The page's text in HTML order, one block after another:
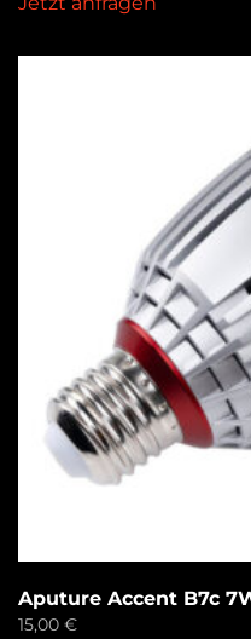
Aputure Accent B7c
15,00 €